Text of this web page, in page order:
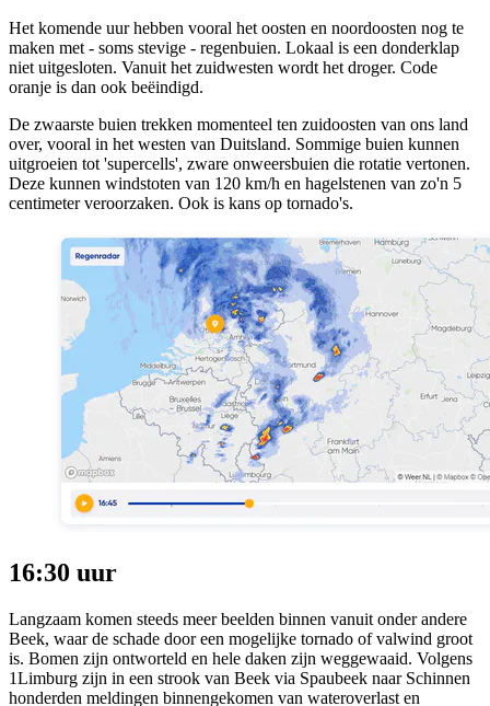
Het komende uur hebben vooral het oosten en noordoosten nog te
maken met - soms stevige - regenbuien. Lokaal is een donderklap
niet uitgesloten. Vanuit het zuidwesten wordt het droger. Code
oranje is dan ook beëindigd.
De zwaarste buien trekken momenteel ten zuidoosten van ons land
over, vooral in het westen van Duitsland. Sommige buien kunnen
uitgroeien tot 'supercells', zware onweersbuien die rotatie vertonen.
Deze kunnen windstoten van 120 km/h en hagelstenen van zo'n 5
centimeter veroorzaken. Ook is kans op tornado's.
16:30 uur
Langzaam komen steeds meer beelden binnen vanuit onder andere
Beek, waar de schade door een mogelijke tornado of valwind groot
is. Bomen zijn ontworteld en hele daken zijn weggewaaid. Volgens
1Limburg zijn in een strook van Beek via Spaubeek naar Schinnen
honderden meldingen binnengekomen van wateroverlast en